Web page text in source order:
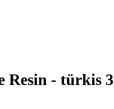
Resin - türkis 3